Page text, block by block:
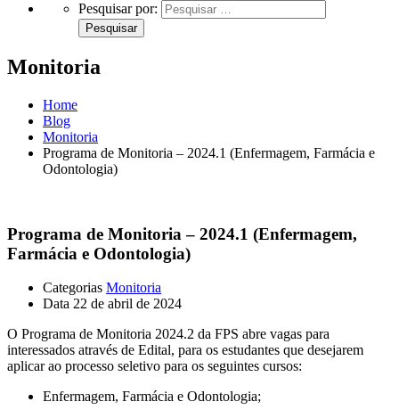
Pesquisar por:
Monitoria
Home
Blog
Monitoria
Programa de Monitoria – 2024.1 (Enfermagem, Farmácia e
Odontologia)
Programa de Monitoria – 2024.1 (Enfermagem,
Farmácia e Odontologia)
Categorias Monitoria
Data 22 de abril de 2024
O Programa de Monitoria 2024.2 da FPS abre vagas para
interessados através de Edital, para os estudantes que desejarem
aplicar ao processo seletivo para os seguintes cursos:
Enfermagem, Farmácia e Odontologia;